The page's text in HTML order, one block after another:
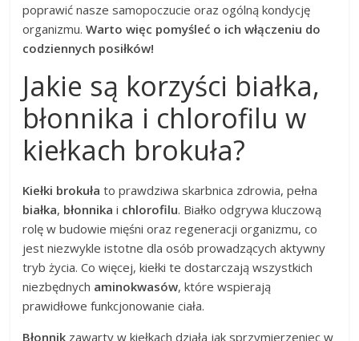
poprawić nasze samopoczucie oraz ogólną kondycję
organizmu.Warto więc pomyśleć o ich włączeniu do
codziennych posiłków!
Jakie są korzyści białka,
błonnika i chlorofilu w
kiełkach brokuła?
Kiełki brokuła to prawdziwa skarbnica zdrowia, pełna
białka, błonnika i chlorofilu. Białko odgrywa kluczową
rolę w budowie mięśni oraz regeneracji organizmu, co
jest niezwykle istotne dla osób prowadzących aktywny
tryb życia. Co więcej, kiełki te dostarczają wszystkich
niezbędnych aminokwasów, które wspierają
prawidłowe funkcjonowanie ciała.
Błonnik zawarty w kiełkach działa jak sprzymierzeniec w